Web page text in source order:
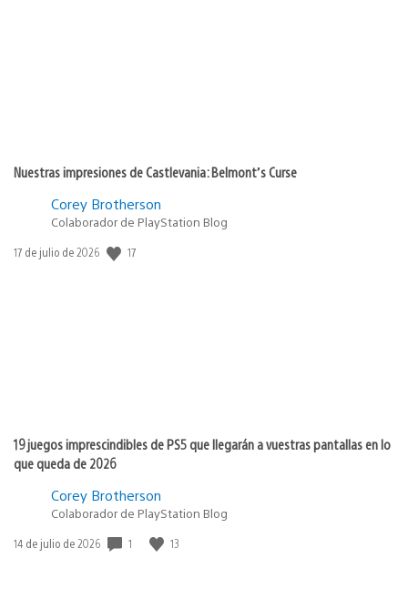
Nuestras impresiones de Castlevania: Belmont’s Curse
Corey Brotherson
Colaborador de PlayStation Blog
Fecha
17 de julio de 2026 17
19 juegos imprescindibles de PS5 que llegarán a vuestras pantallas en lo
que queda de 2026
Corey Brotherson
Colaborador de PlayStation Blog
Fecha
14 de julio de 2026 1 13